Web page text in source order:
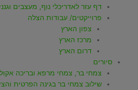
דף עזר לאדריכלי נוף, מעצבים
פרוייקטים/ עבודות הצלה
צפון הארץ
מרכז הארץ
דרום הארץ
סיורים
צמחי בר, צמחי מרפא ובריכה
שילוב צמחי בר בגינה הפרטית